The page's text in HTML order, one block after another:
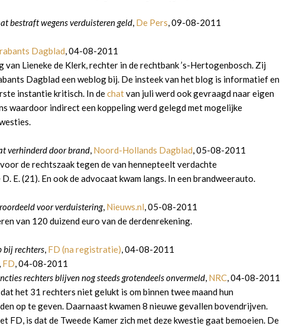
bestraft wegens verduisteren geld, De Pers, 09-08-2011
Dagblad, 04-08-2011
van Lieneke de Klerk, rechter in de rechtbank ’s-Hertogenbosch. Zij
Dagblad een weblog bij. De insteek van het blog is informatief en
instantie kritisch. In dechatvan juli werd ook gevraagd naar eigen
waardoor indirect een koppeling werd gelegd met mogelijke
verhinderd door brand, Noord-Hollands Dagblad, 05-08-2011
de rechtszaak tegen de van hennepteelt verdachte
E. (21). En ook de advocaat kwam langs. In een brandweerauto.
voor verduistering, Nieuws.nl, 05-08-2011
van 120 duizend euro van de derdenrekening.
bij rechters, FD (na registratie), 04-08-2011
, FD, 04-08-2011
rechters blijven nog steeds grotendeels onvermeld, NRC, 04-08-2011
het 31 rechters niet gelukt is om binnen twee maand hun
op te geven. Daarnaast kwamen 8 nieuwe gevallen bovendrijven.
FD, is dat de Tweede Kamer zich met deze kwestie gaat bemoeien. De